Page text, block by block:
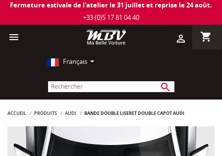
Fermeture estivale de l'atelier le 31 juillet et reprise le 24 août.
+33 (0)5 17 81 04 40
 shopping_cart
person_outline
Français
search
ACCUEIL PRODUITS AUDI BANDE DOUBLE LISERET DOUBLE CAPOT AUDI